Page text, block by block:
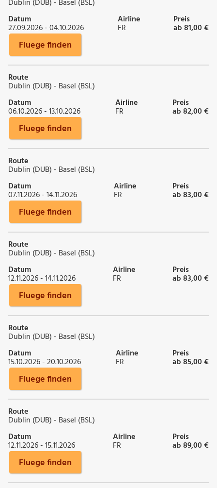
Dublin (DUB) - Basel (BSL)
Datum
27.09.2026 - 04.10.2026
Airline
FR
Preis
ab 81,00 €
Fluege finden
Route
Dublin (DUB) - Basel (BSL)
Datum
06.10.2026 - 13.10.2026
Airline
FR
Preis
ab 82,00 €
Fluege finden
Route
Dublin (DUB) - Basel (BSL)
Datum
07.11.2026 - 14.11.2026
Airline
FR
Preis
ab 83,00 €
Fluege finden
Route
Dublin (DUB) - Basel (BSL)
Datum
12.11.2026 - 14.11.2026
Airline
FR
Preis
ab 83,00 €
Fluege finden
Route
Dublin (DUB) - Basel (BSL)
Datum
15.10.2026 - 20.10.2026
Airline
FR
Preis
ab 85,00 €
Fluege finden
Route
Dublin (DUB) - Basel (BSL)
Datum
12.11.2026 - 15.11.2026
Airline
FR
Preis
ab 89,00 €
Fluege finden